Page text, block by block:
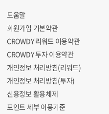
도움말
회원가입 기본약관
CROWDY 리워드 이용약관
CROWDY 투자 이용약관
개인정보 처리방침(리워드)
개인정보 처리방침(투자)
신용정보 활용체제
포인트 세부 이용기준